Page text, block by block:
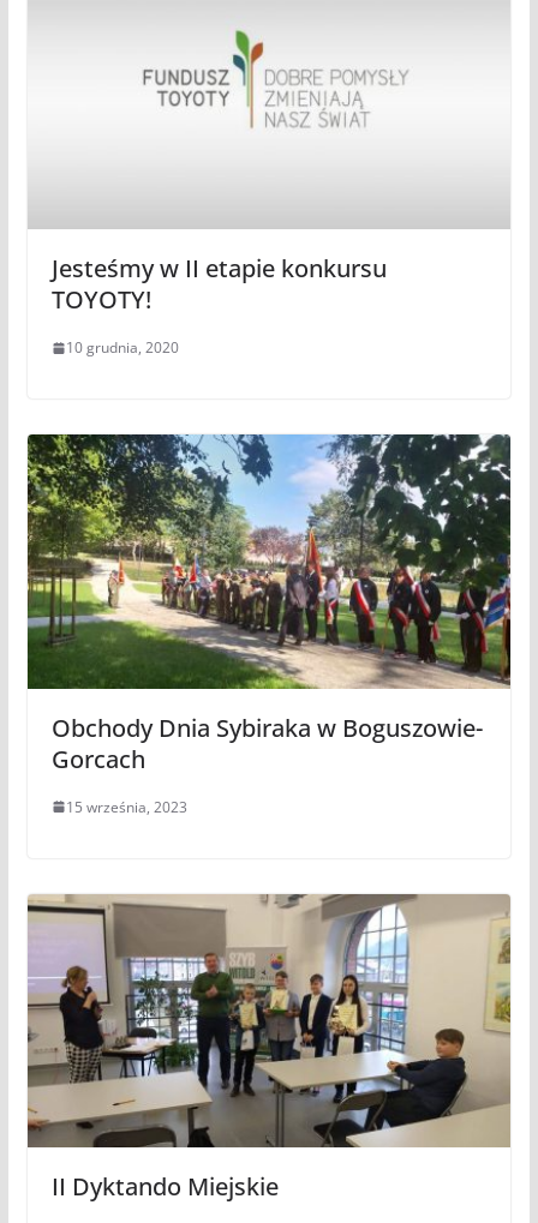
Jesteśmy w II etapie konkursu
TOYOTY!
10 grudnia, 2020
Obchody Dnia Sybiraka w Boguszowie-
Gorcach
15 września, 2023
II Dyktando Miejskie